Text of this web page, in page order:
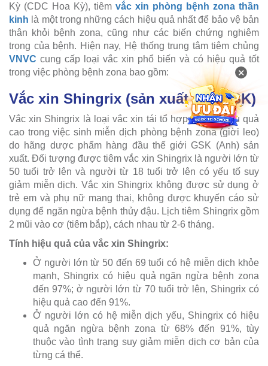
Kỳ (CDC Hoa Kỳ), tiêm vắc xin phòng bệnh zona thần
kinh là một trong những cách hiệu quả nhất để bảo vệ bản
thân khỏi bệnh zona, cũng như các biến chứng nghiêm
trọng của bệnh. Hiện nay, Hệ thống trung tâm tiêm chủng
VNVC cung cấp loại vắc xin phổ biến và có hiệu quả tốt
trong việc phòng bệnh zona bao gồm:
Vắc xin Shingrix (sản xuất bởi GSK)
Vắc xin Shingrix là loại vắc xin tái tổ hợp (1), có hiệu quả
cao trong việc sinh miễn dịch phòng bệnh zona (giời leo)
do hãng dược phẩm hàng đầu thế giới GSK (Anh) sản
xuất. Đối tượng được tiêm vắc xin Shingrix là người lớn từ
50 tuổi trở lên và người từ 18 tuổi trở lên có yếu tố suy
giảm miễn dịch. Vắc xin Shingrix không được sử dụng ở
trẻ em và phụ nữ mang thai, không được khuyến cáo sử
dụng để ngăn ngừa bệnh thủy đậu. Lịch tiêm Shingrix gồm
2 mũi vào cơ (tiêm bắp), cách nhau từ 2-6 tháng.
Tính hiệu quả của vắc xin Shingrix:
Ở người lớn từ 50 đến 69 tuổi có hệ miễn dịch khỏe
mạnh, Shingrix có hiệu quả ngăn ngừa bệnh zona
đến 97%; ở người lớn từ 70 tuổi trở lên, Shingrix có
hiệu quả cao đến 91%.
Ở người lớn có hệ miễn dịch yếu, Shingrix có hiệu
quả ngăn ngừa bệnh zona từ 68% đến 91%, tùy
thuộc vào tình trạng suy giảm miễn dịch cơ bản của
từng cá thể.
×